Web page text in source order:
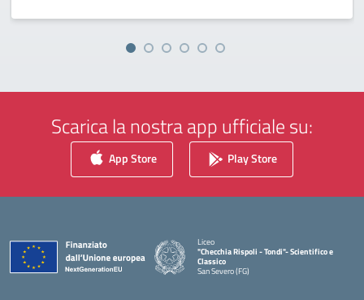
Scarica la nostra app ufficiale su:
App Store Play Store
Liceo
"Checchia Rispoli - Tondi"- Scientifico e
Classico
San Severo (FG)